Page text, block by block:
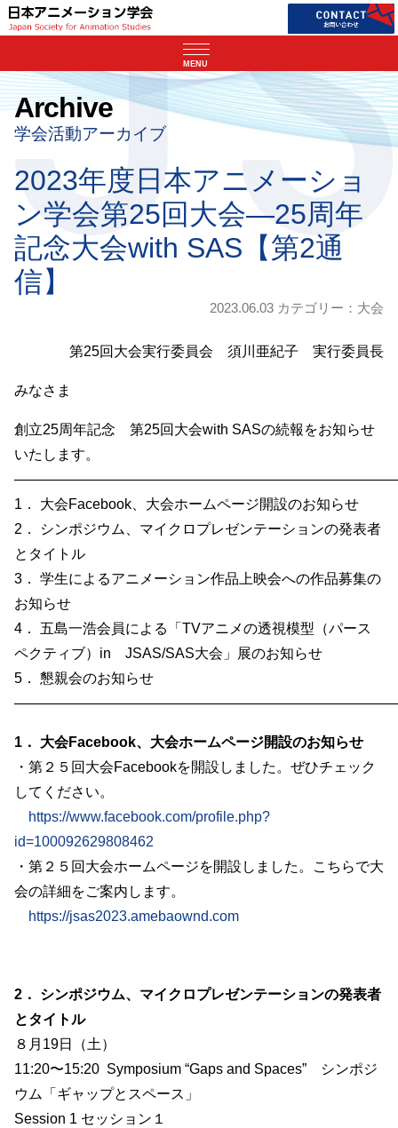
MENU
Archive
学会活動アーカイブ
2023年度日本アニメーショ
ン学会第25回大会―25周年
記念大会with SAS【第2通
信】
2023.06.03 カテゴリー： 大会
第25回大会実行委員会 須川亜紀子 実行委員長
みなさま
創立25周年記念 第25回大会with SASの続報をお知らせ
いたします。
1． 大会Facebook、大会ホームページ開設のお知らせ
2． シンポジウム、マイクロプレゼンテーションの発表者
とタイトル
3． 学生によるアニメーション作品上映会への作品募集の
お知らせ
4． 五島一浩会員による「TVアニメの透視模型（パース
ペクティブ）in JSAS/SAS大会」展のお知らせ
5． 懇親会のお知らせ
1． 大会Facebook、大会ホームページ開設のお知らせ
・第２５回大会Facebookを開設しました。ぜひチェック
してください。
https://www.facebook.com/profile.php?
id=100092629808462
・第２５回大会ホームページを開設しました。こちらで大
会の詳細をご案内します。
https://jsas2023.amebaownd.com
2． シンポジウム、マイクロプレゼンテーションの発表者
とタイトル
８月19日（土）
11:20〜15:20 Symposium “Gaps and Spaces” シンポジ
ウム「ギャップとスペース」
Session 1 セッション１